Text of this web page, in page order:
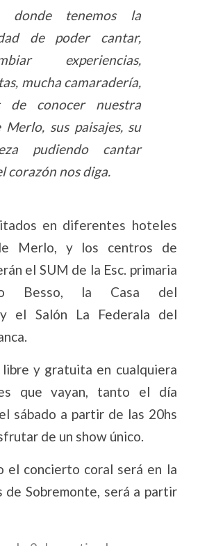
donde tenemos la
de poder cantar,
experiencias,
mucha camaradería,
de conocer nuestra
Merlo, sus paisajes, su
pudiendo cantar
corazón nos diga.
en diferentes hoteles
Merlo, y los centros de
el SUM de la Esc. primaria
Besso, la Casa del
el Salón La Federala del
y gratuita en cualquiera
que vayan, tanto el día
sábado a partir de las 20hs
de un show único.
el concierto coral será en la
de Sobremonte, será a partir